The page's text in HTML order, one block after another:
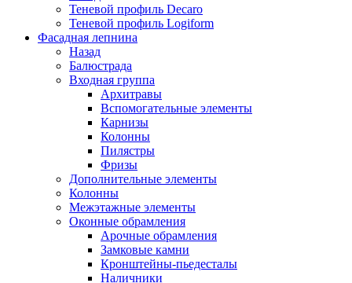
Теневой профиль Decaro
Теневой профиль Logiform
Фасадная лепнина
Назад
Балюстрада
Входная группа
Архитравы
Вспомогательные элементы
Карнизы
Колонны
Пилястры
Фризы
Дополнительные элементы
Колонны
Межэтажные элементы
Оконные обрамления
Арочные обрамления
Замковые камни
Кронштейны-пьедесталы
Наличники